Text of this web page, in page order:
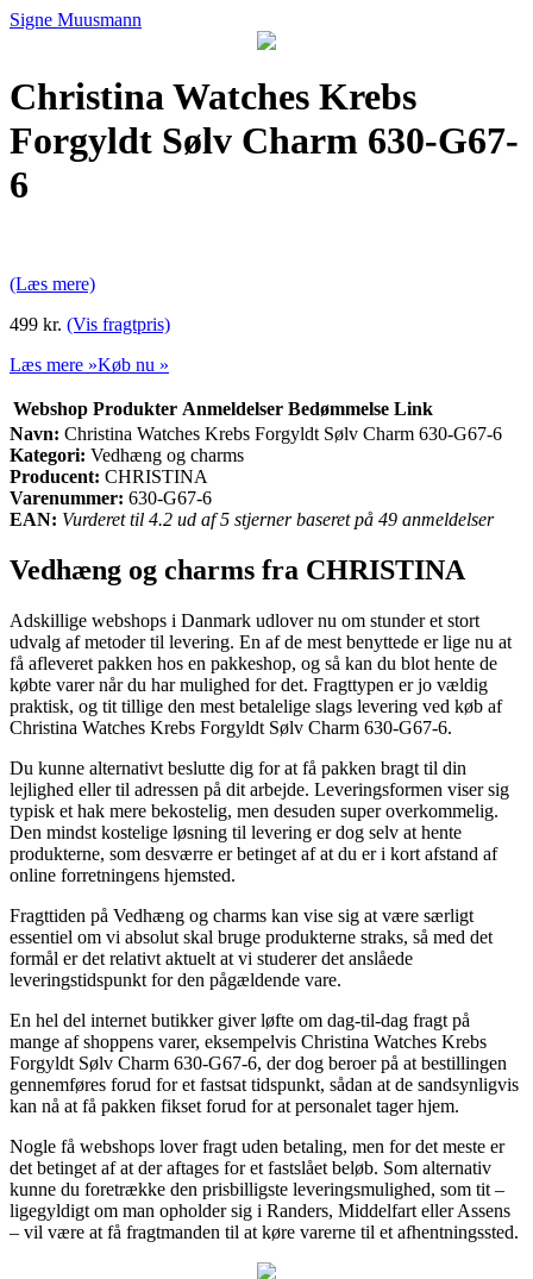
Signe Muusmann
Christina Watches Krebs
Forgyldt Sølv Charm 630-G67-
6
(Læs mere)
499 kr. (Vis fragtpris)
Læs mere »Køb nu »
Webshop Produkter Anmeldelser Bedømmelse Link
Navn: Christina Watches Krebs Forgyldt Sølv Charm 630-G67-6
Kategori: Vedhæng og charms
Producent: CHRISTINA
Varenummer: 630-G67-6
EAN: Vurderet til 4.2 ud af 5 stjerner baseret på 49 anmeldelser
Vedhæng og charms fra CHRISTINA
Adskillige webshops i Danmark udlover nu om stunder et stort
udvalg af metoder til levering. En af de mest benyttede er lige nu at
få afleveret pakken hos en pakkeshop, og så kan du blot hente de
købte varer når du har mulighed for det. Fragttypen er jo vældig
praktisk, og tit tillige den mest betalelige slags levering ved køb af
Christina Watches Krebs Forgyldt Sølv Charm 630-G67-6.
Du kunne alternativt beslutte dig for at få pakken bragt til din
lejlighed eller til adressen på dit arbejde. Leveringsformen viser sig
typisk et hak mere bekostelig, men desuden super overkommelig.
Den mindst kostelige løsning til levering er dog selv at hente
produkterne, som desværre er betinget af at du er i kort afstand af
online forretningens hjemsted.
Fragttiden på Vedhæng og charms kan vise sig at være særligt
essentiel om vi absolut skal bruge produkterne straks, så med det
formål er det relativt aktuelt at vi studerer det anslåede
leveringstidspunkt for den pågældende vare.
En hel del internet butikker giver løfte om dag-til-dag fragt på
mange af shoppens varer, eksempelvis Christina Watches Krebs
Forgyldt Sølv Charm 630-G67-6, der dog beroer på at bestillingen
gennemføres forud for et fastsat tidspunkt, sådan at de sandsynligvis
kan nå at få pakken fikset forud for at personalet tager hjem.
Nogle få webshops lover fragt uden betaling, men for det meste er
det betinget af at der aftages for et fastslået beløb. Som alternativ
kunne du foretrække den prisbilligste leveringsmulighed, som tit –
ligegyldigt om man opholder sig i Randers, Middelfart eller Assens
– vil være at få fragtmanden til at køre varerne til et afhentningssted.